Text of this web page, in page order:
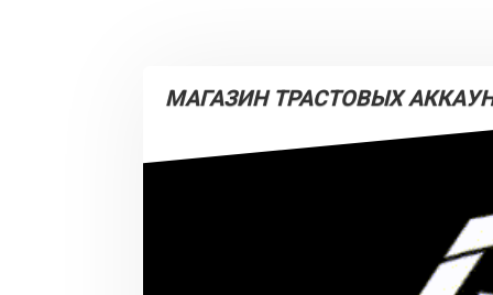
МАГАЗИН ТРАСТОВЫХ